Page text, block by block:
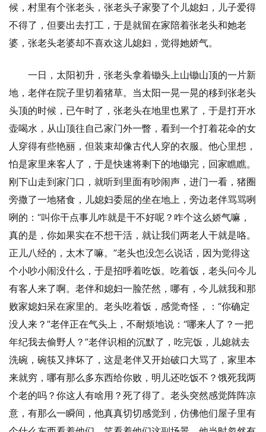
候，村里有个张老头，张老头子家娶了个儿媳妇，儿子爱得
不得了，但要出去打工，于是就留在家陪着张老头和她老
婆，张老头老婆却不喜欢这儿媳妇，觉得她娇气。
一日，太阳初升，张老头拿着锄头上山锄山顶的一片新
地，老伴在院子里切着猪草。当太阳一晃一晃的移到张老头
头顶的时候，已午时了，张老头在地里也累了，于是打开水
壶喝水，从山顶往自己家门外一瞥，看到一个打着花伞的女
人穿得有些艳丽，但装束却像古代人穿的衣服。他心里想，
怕是家里来客人了，于是快速将剩下的地锄完，回家瞧瞧。
刚下山走到家门口，就听到里面有吵闹声，进门一看，猪圈
旁撒了一地猪食，儿媳妇委屈的坐在地上，旁边老伴骂骂咧
咧的：“叫你干点事儿咋就是干不好呢？咋个这么娇气嘛，
真的是，你如果实在不想干活，就让我们两老人干就是咯。
正儿八经的，太木了嘛。”老头也没怎么说话，因为觉得这
个小吵小闹没什么，于是招呼着吃饭。吃着饭，老头问今儿
有客人来了啊。老伴和媳妇一脸茫然，哪有，今儿就我和那
败家媳妇呆在家里的。老头吃着饭，感觉奇怪，：“你确定
没人来？”老伴正在气头上，不耐烦地说：“哪来人了？一把
年纪我去偷野人？”老伴识相的沉默了，吃完饭，儿媳就去
洗碗，碗筷又摔坏了，这是老伴又开始破口大骂了，家里本
来就穷，哪有那么多东西给你败，明儿还吃饭不？饿死我两
个老的吗？你这人有啥用？死了得了。老头突然感觉阵阵凉
意，有那么一瞬间，他真真切切感觉到，仿佛他们屋子里有